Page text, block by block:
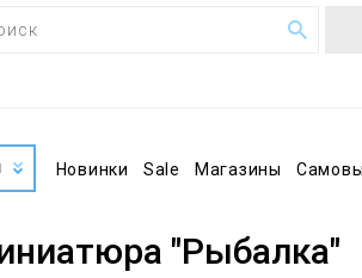
Новинки Sale Магазины
"Рыбалка"